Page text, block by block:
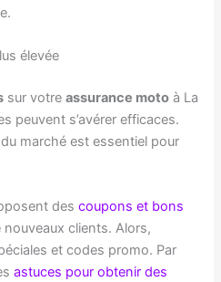
élevée
sur votreassurance moto à La
peuvent s’avérer efficaces.
marché est essentiel pour
descoupons et bons
nouveaux clients. Alors,
et codes promo. Par
astuces pour obtenir des